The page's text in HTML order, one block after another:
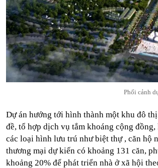
Phối cảnh
Dự án hướng tới hình thành một khu đô
đề, tổ hợp dịch vụ tắm khoáng cộng
các loại hình lưu trú như biệt thự , căn hộ
thương mại dự kiến có khoảng 131 căn,
khoảng 20% để phát triển nhà ở xã hội